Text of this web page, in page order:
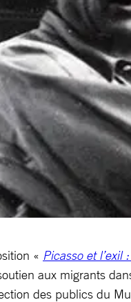
« Picasso et
aux migrants
des publics du